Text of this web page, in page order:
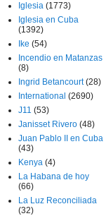
Iglesia (1773)
Iglesia en Cuba
(1392)
Ike (54)
Incendio en Matanzas
(8)
Ingrid Betancourt (28)
International (2690)
J11 (53)
Janisset Rivero (48)
Juan Pablo II en Cuba
(43)
Kenya (4)
La Habana de hoy
(66)
La Luz Reconciliada
(32)